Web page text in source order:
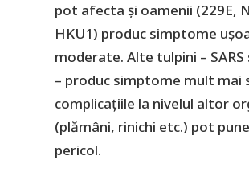
pot afecta și oamenii (229E,
HKU1) produc simptome
moderate. Alte tulpini – SARS
– produc simptome mult mai
complicațiile la nivelul altor
(plămâni, rinichi etc.) pot
pericol.